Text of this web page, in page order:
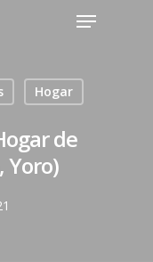
Hogar
de
Yoro)